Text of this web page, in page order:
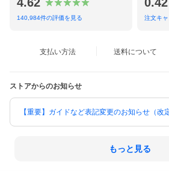
140,984件の評価を見る 注文キ
支払い方法 送料について
ストアからのお知らせ
【重要】ガイドなど表記変更のお知らせ（改
もっと見る